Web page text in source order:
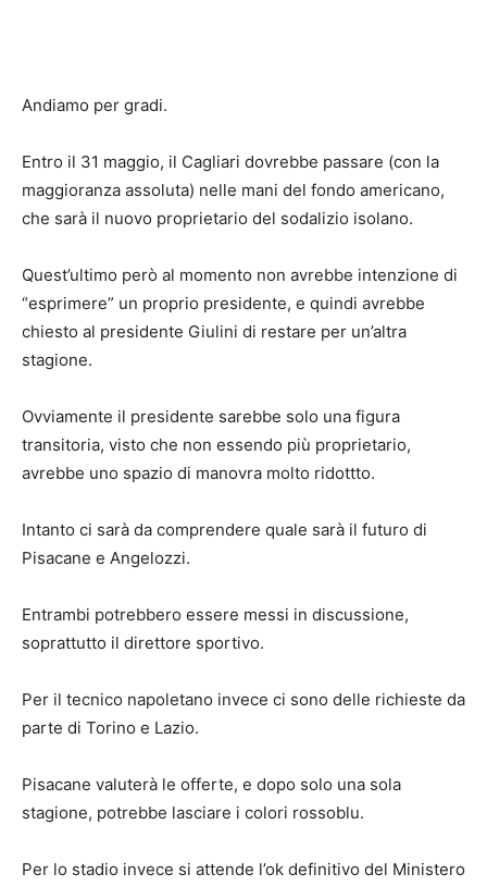
Andiamo per gradi.
Entro il 31 maggio, il Cagliari dovrebbe passare (con la
maggioranza assoluta) nelle mani del fondo americano,
che sarà il nuovo proprietario del sodalizio isolano.
Quest’ultimo però al momento non avrebbe intenzione di
“esprimere” un proprio presidente, e quindi avrebbe
chiesto al presidente Giulini di restare per un’altra
stagione.
Ovviamente il presidente sarebbe solo una figura
transitoria, visto che non essendo più proprietario,
avrebbe uno spazio di manovra molto ridottto.
Intanto ci sarà da comprendere quale sarà il futuro di
Pisacane e Angelozzi.
Entrambi potrebbero essere messi in discussione,
soprattutto il direttore sportivo.
Per il tecnico napoletano invece ci sono delle richieste da
parte di Torino e Lazio.
Pisacane valuterà le offerte, e dopo solo una sola
stagione, potrebbe lasciare i colori rossoblu.
Per lo stadio invece si attende l’ok definitivo del Ministero